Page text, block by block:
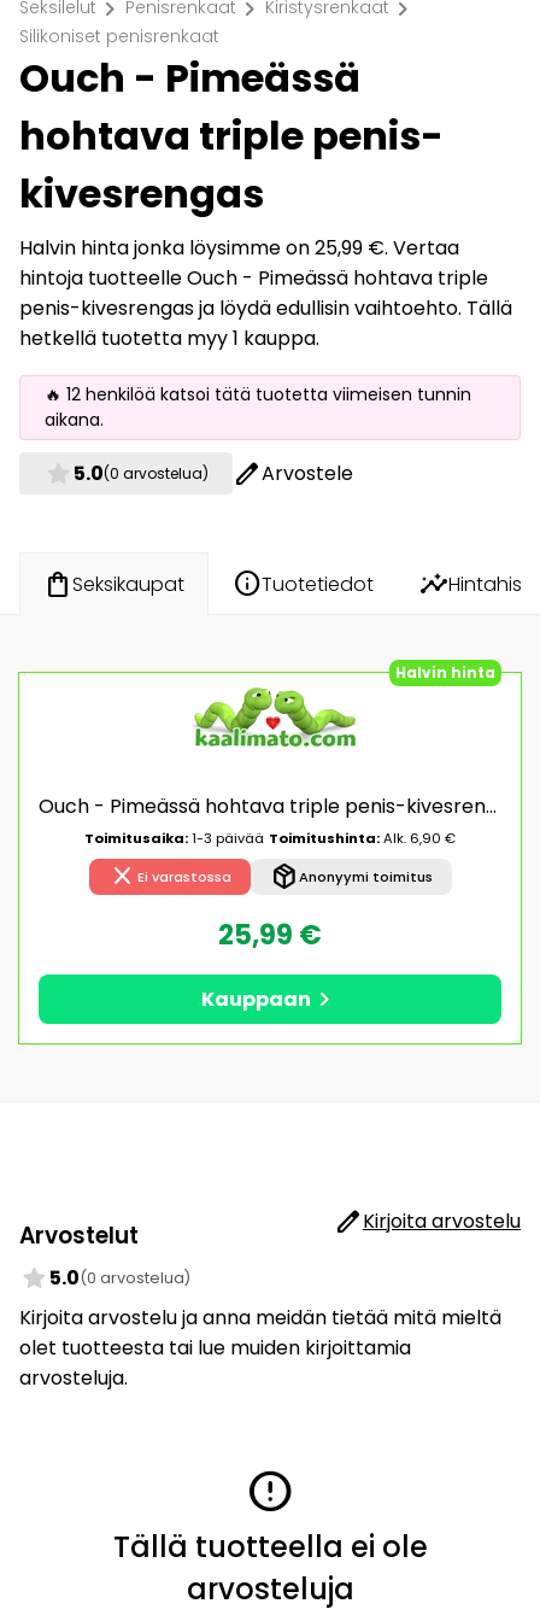
Seksilelut chevron_right Penisrenkaat chevron_right Kiristysrenkaat chevron_right
Silikoniset penisrenkaat
Ouch - Pimeässä
hohtava triple penis-
kivesrengas
Halvin hinta jonka löysimme on 25,99 €. Vertaa
hintoja tuotteelle Ouch - Pimeässä hohtava triple
penis-kivesrengas ja löydä edullisin vaihtoehto. Tällä
hetkellä tuotetta myy 1 kauppa.
🔥 12 henkilöä katsoi tätä tuotetta viimeisen tunnin
aikana.
star 5.0(0 arvostelua) editArvostele
shopping_bagSeksikaupat infoTuotetiedot insights
Halvin hinta
Ouch - Pimeässä hohtava triple penis-kivesrengas, joustava, silikoninen, venyvä, kestävä, hygieeninen, tukee erektiota
Toimitusaika:1-3 päivää Toimitushinta:Alk. 6,90 €
close Ei varastossa package_2Anonyymi toimitus
25,99 €
Kauppaan chevron_right
Arvostelut editKirjoita arvostelu
star 5.0(0 arvostelua)
Kirjoita arvostelu ja anna meidän tietää mitä mieltä
olet tuotteesta tai lue muiden kirjoittamia
arvosteluja.
error
Tällä tuotteella ei ole
arvosteluja